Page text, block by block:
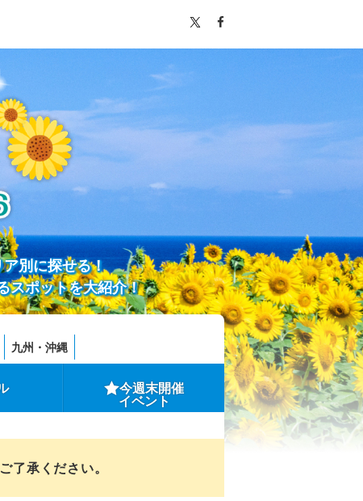
別に探せる！
スポットを大紹介！
九州・沖縄
今週末開催
イベント
了承ください。